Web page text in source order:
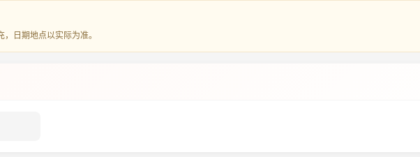
日期地点以实际为准。